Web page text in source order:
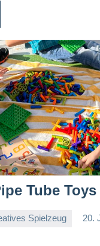
Tube Toys
Spielzeug 20.